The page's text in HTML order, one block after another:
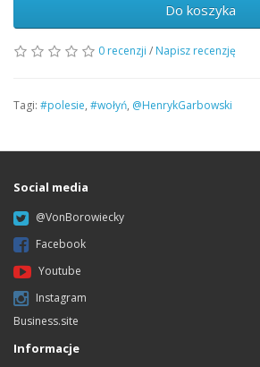
Do koszyka
0 recenzji / Napisz recenzję
Tagi: #polesie, #wołyń, @HenrykGarbowski
Social media
@VonBorowiecky
Facebook
Youtube
Instagram
Business.site
Informacje